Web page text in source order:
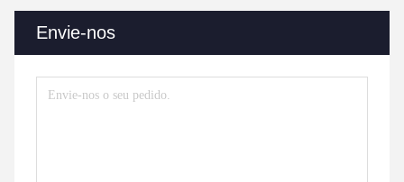
Envie-nos